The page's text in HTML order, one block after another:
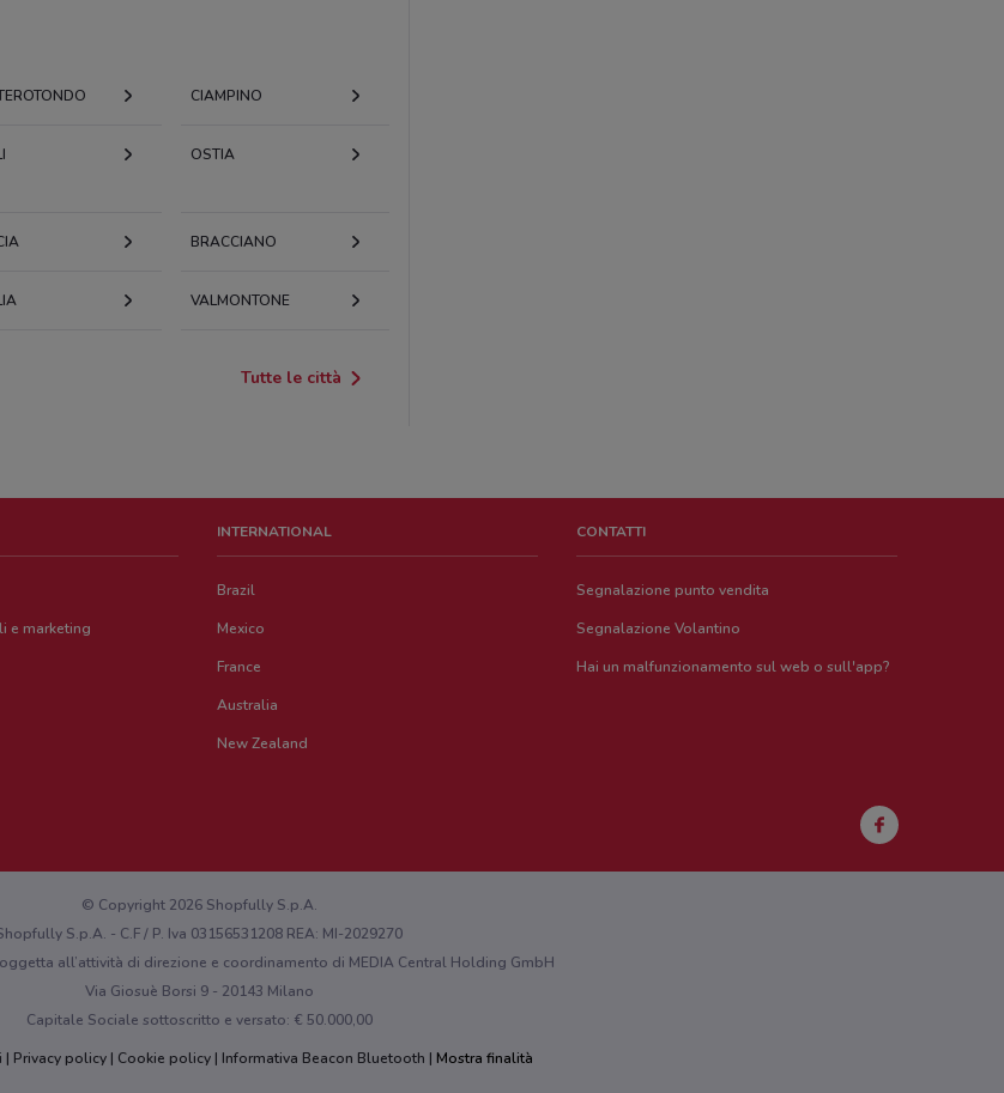
CIAMPINO
OSTIA
BRACCIANO
VALMONTONE
Tutte le città
e marketing
INTERNATIONAL
Brazil
Mexico
France
Australia
New Zealand
CONTATTI
Segnalazione punto vendita
Segnalazione Volantino
Hai un malfunzionamento sul web o sull'app?
© Copyright 2026 Shopfully S.p.A.
S.p.A. - C.F / P. Iva 03156531208 REA: MI-2029270
all’attività di direzione e coordinamento di MEDIA Central Holding GmbH
Via Giosuè Borsi 9 - 20143 Milano
Capitale Sociale sottoscritto e versato: € 50.000,00
Privacy policy Cookie policy Informativa Beacon Bluetooth Mostra finalità